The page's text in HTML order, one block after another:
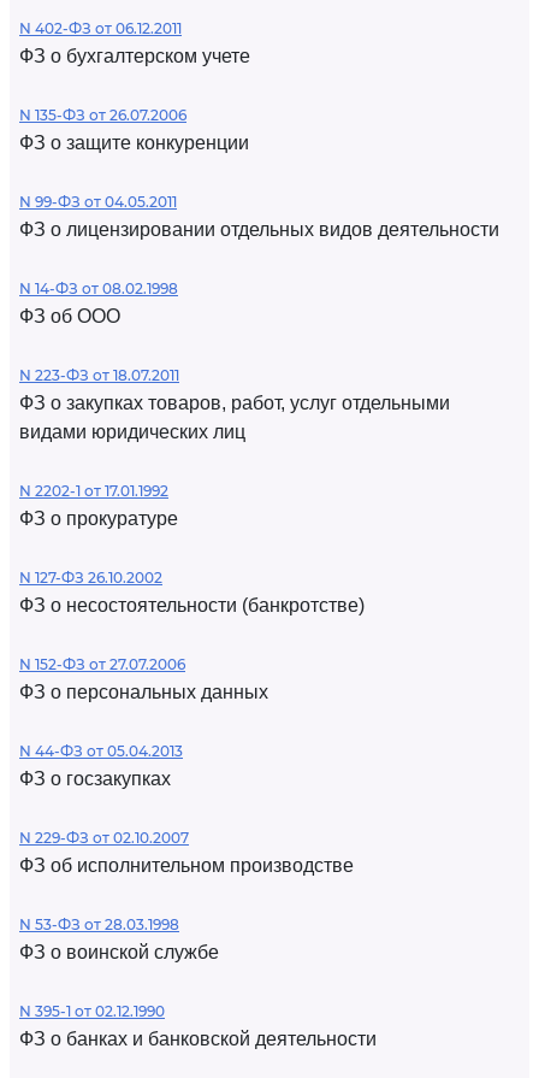
N 402-ФЗ от 06.12.2011
ФЗ о бухгалтерском учете
N 135-ФЗ от 26.07.2006
ФЗ о защите конкуренции
N 99-ФЗ от 04.05.2011
ФЗ о лицензировании отдельных видов деятельности
N 14-ФЗ от 08.02.1998
ФЗ об ООО
N 223-ФЗ от 18.07.2011
ФЗ о закупках товаров, работ, услуг отдельными
видами юридических лиц
N 2202-1 от 17.01.1992
ФЗ о прокуратуре
N 127-ФЗ 26.10.2002
ФЗ о несостоятельности (банкротстве)
N 152-ФЗ от 27.07.2006
ФЗ о персональных данных
N 44-ФЗ от 05.04.2013
ФЗ о госзакупках
N 229-ФЗ от 02.10.2007
ФЗ об исполнительном производстве
N 53-ФЗ от 28.03.1998
ФЗ о воинской службе
N 395-1 от 02.12.1990
ФЗ о банках и банковской деятельности